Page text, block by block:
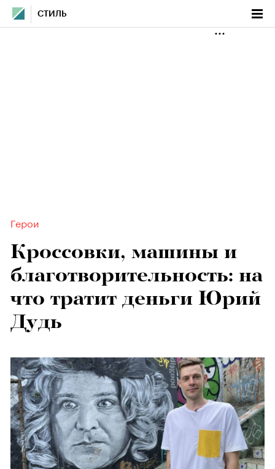
СТИЛЬ
Герои
Кроссовки, машины и
благотворительность: на
что тратит деньги Юрий
Дудь